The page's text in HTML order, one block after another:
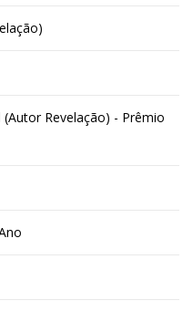
Revelação) - Prêmio